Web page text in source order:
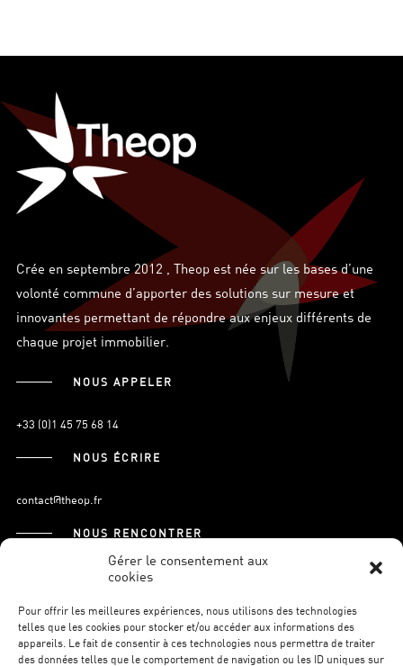
Gérer le consentement aux
cookies
Pour offrir les meilleures expériences, nous utilisons des technologies
telles que les cookies pour stocker et/ou accéder aux informations des
appareils. Le fait de consentir à ces technologies nous permettra de traiter
des données telles que le comportement de navigation ou les ID uniques sur
Crée en septembre 2012 , Theop est née sur les bases d’une
volonté commune d’apporter des solutions sur mesure et
innovantes permettant de répondre aux enjeux différents de
chaque projet immobilier.
NOUS APPELER
+33 (0)1 45 75 68 14
NOUS ÉCRIRE
contact@theop.fr
NOUS RENCONTRER
21, Boulevard Pasteur